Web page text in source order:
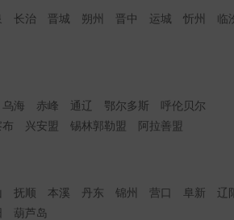
长治 晋城 朔州 晋中 运城 忻州
临
乌海 赤峰 通辽 鄂尔多斯
呼伦贝尔
兴安盟 锡林郭勒盟 阿拉善盟
抚顺 本溪 丹东 锦州 营口 阜新
辽
葫芦岛